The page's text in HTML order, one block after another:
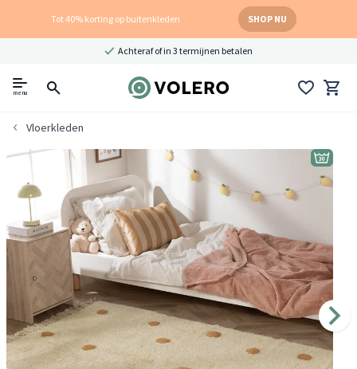
Tot 40% korting op buitenkleden SHOP NU
Achteraf of in 3 termijnen betalen
menu
Vloerkleden